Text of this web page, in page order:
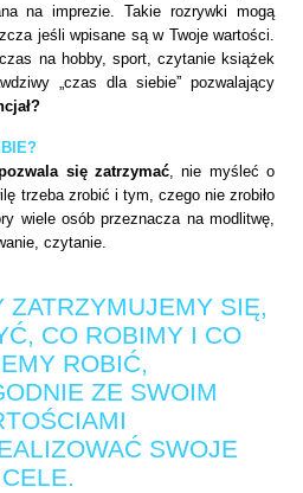
na imprezie. Takie rozrywki mogą
jeśli wpisane są w Twoje wartości.
na hobby, sport, czytanie książek
„czas dla siebie” pozwalający
się zatrzymać , nie myśleć o
trzeba zrobić i tym, czego nie zrobiło
wiele osób przeznacza na modlitwę,
czytanie.
ZATRZYMUJEMY SIĘ,
CO ROBIMY I CO
ROBIĆ,
ZE SWOIM
SWOJE
CELE.